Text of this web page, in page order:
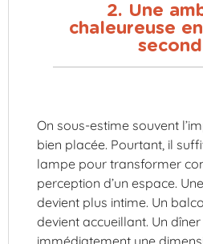
2. Une
chaleureuse
On sous-estime souvent
bien placée. Pourtant, il
lampe pour transformer
perception d’un espace.
devient plus intime. Un
devient accueillant. Un
immédiatement une